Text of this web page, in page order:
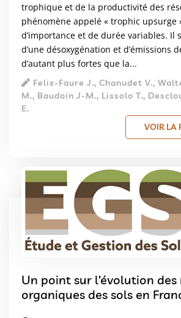
trophique et de la productivité des
phénomène appelé « trophic upsurge
d’importance et de durée variables. Il
d’une désoxygénation et d’émissions
d’autant plus fortes que la...
Felix-Faure J., Chanudet V.,
M., Baudoin J-M., Lissolo T.,
E.
VOIR LA
Un point sur l’évolution des
organiques des sols en